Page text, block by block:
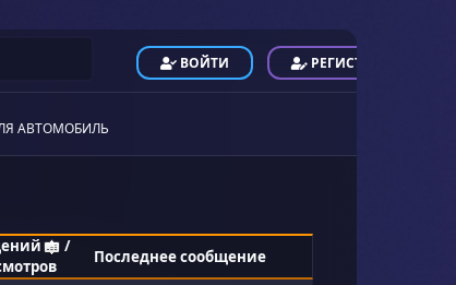
ВОЙТИ РЕГИСТРАЦИЯ
АВТОМОБИЛЬ
/
Последнее сообщение